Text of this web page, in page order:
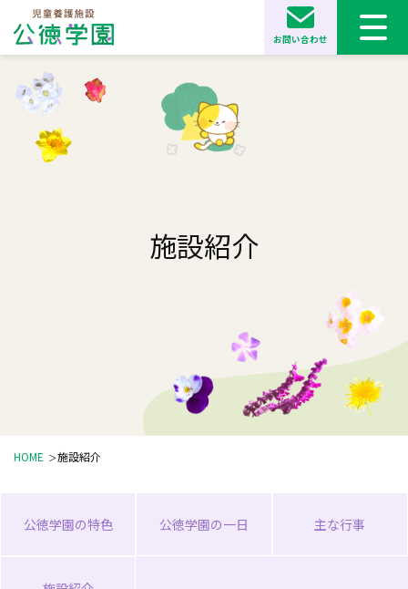
お問い合わせ
施設紹介
HOME 施設紹介
公徳学園の特色 公徳学園の一日 主な行事